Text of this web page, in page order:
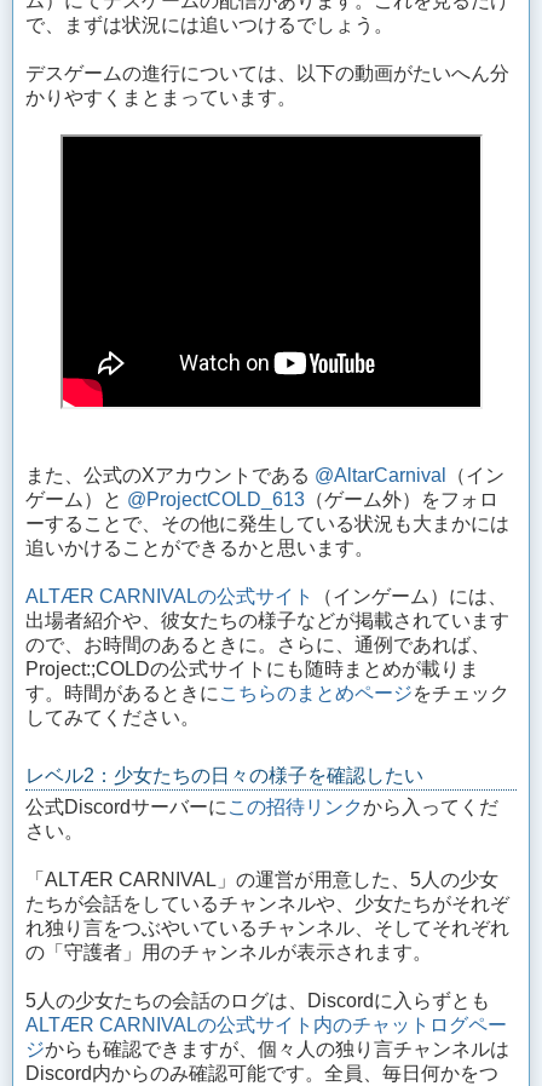
で、まずは状況には追いつけるでしょう。
デスゲームの進行については、以下の動画がたいへん分
かりやすくまとまっています。
また、公式のXアカウントである @AltarCarnival
（イン
ゲーム）と @ProjectCOLD_613 （ゲーム外）をフォロ
ーすることで、その他に発生している状況も大まかには
追いかけることができるかと思います。
ALTÆR CARNIVALの公式サイト
（インゲーム）には、
出場者紹介や、彼女たちの様子などが掲載されています
ので、お時間のあるときに。さらに、通例であれば、
Project:;COLDの公式サイトにも随時まとめが載りま
す。時間があるときに こちらのまとめページをチェック
してみてください。
レベル2：少女たちの日々の様子を確認したい
公式Discordサーバーに この招待リンクから入ってくだ
さい。
「ALTÆR CARNIVAL」の運営が用意した、5人の少女
たちが会話をしているチャンネルや、少女たちがそれぞ
れ独り言をつぶやいているチャンネル、そしてそれぞれ
の「守護者」用のチャンネルが表示されます。
5人の少女たちの会話のログは、Discordに入らずとも
ALTÆR CARNIVALの公式サイト内のチャットログペー
ジからも確認できますが、個々人の独り言チャンネルは
Discord内からのみ確認可能です。全員、毎日何かをつ